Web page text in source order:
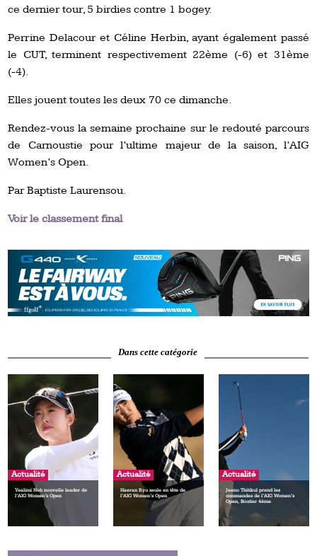
ce dernier tour, 5 birdies contre 1 bogey.
Perrine Delacour et Céline Herbin, ayant également passé
le CUT, terminent respectivement 22ème (-6) et 31ème
(-4).
Elles jouent toutes les deux 70 ce dimanche.
Rendez-vous la semaine prochaine sur le redouté parcours
de Carnoustie pour l’ultime majeur de la saison, l’AIG
Women’s Open.
Par Baptiste Laurensou.
Voir le classement final
Dans cette catégorie
Actualité
Yealimi Noh nouvelle leader de
l’AIG Women’s Open
Actualité
Haeran Ryu seule en tête de
l’AIG Women’s Open
Actualité
Jeeno Thitikul prend les
commandes de l’AIG Women’s
Open, Boutier 4ème